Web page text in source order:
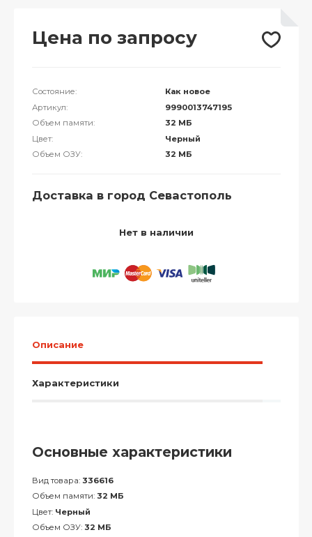
Цена по запросу
Состояние:
Как новое
Артикул:
9990013747195
Объем памяти:
32 МБ
Цвет:
Черный
Объем ОЗУ:
32 МБ
Доставка в город Севастополь
Нет в наличии
Описание
Характеристики
Основные характеристики
Вид товара: 336616
Объем памяти: 32 МБ
Цвет: Черный
Объем ОЗУ: 32 МБ